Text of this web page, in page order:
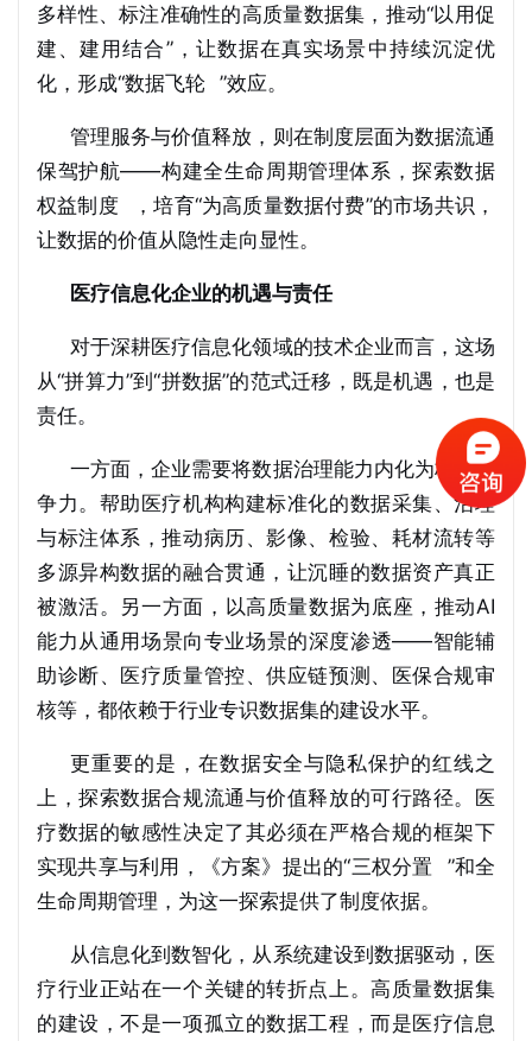
多样性、标注准确性的高质量数据集，推动“以用促
建、建用结合”，让数据在真实场景中持续沉淀优
化，形成“数据飞轮 ”效应。
管理服务与价值释放，则在制度层面为数据流通
保驾护航——构建全生命周期管理体系，探索数据
权益制度
，培育“为高质量数据付费”的市场共识，
让数据的价值从隐性走向显性。
医疗信息化企业的机遇与责任
对于深耕医疗信息化领域的技术企业而言，这场
从“拼算力”到“拼数据”的范式迁移，既是机遇，也是
责任。
一方面，企业需要将数据治理能力内化为核心竞
争力。帮助医疗机构构建标准化的数据采集、治理
与标注体系，推动病历、影像、检验、耗材流转等
多源异构数据的融合贯通，让沉睡的数据资产真正
被激活。另一方面，以高质量数据为底座，推动AI
能力从通用场景向专业场景的深度渗透——智能辅
助诊断、医疗质量管控、供应链预测、医保合规审
核等，都依赖于行业专识数据集的建设水平。
更重要的是，在数据安全与隐私保护的红线之
上，探索数据合规流通与价值释放的可行路径。医
疗数据的敏感性决定了其必须在严格合规的框架下
实现共享与利用，《方案》提出的“三权分置
”和全
生命周期管理，为这一探索提供了制度依据。
从信息化到数智化，从系统建设到数据驱动，医
疗行业正站在一个关键的转折点上。高质量数据集
的建设，不是一项孤立的数据工程，而是医疗信息